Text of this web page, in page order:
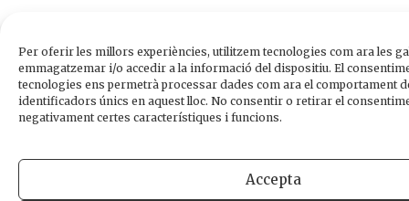
Per oferir les millors experiències, utilitzem tecnologies com ara les
emmagatzemar i/o accedir a la informació del dispositiu. El
tecnologies ens permetrà processar dades com ara el comportament
identificadors únics en aquest lloc. No consentir o retirar el
negativament certes característiques i funcions.
Accepta